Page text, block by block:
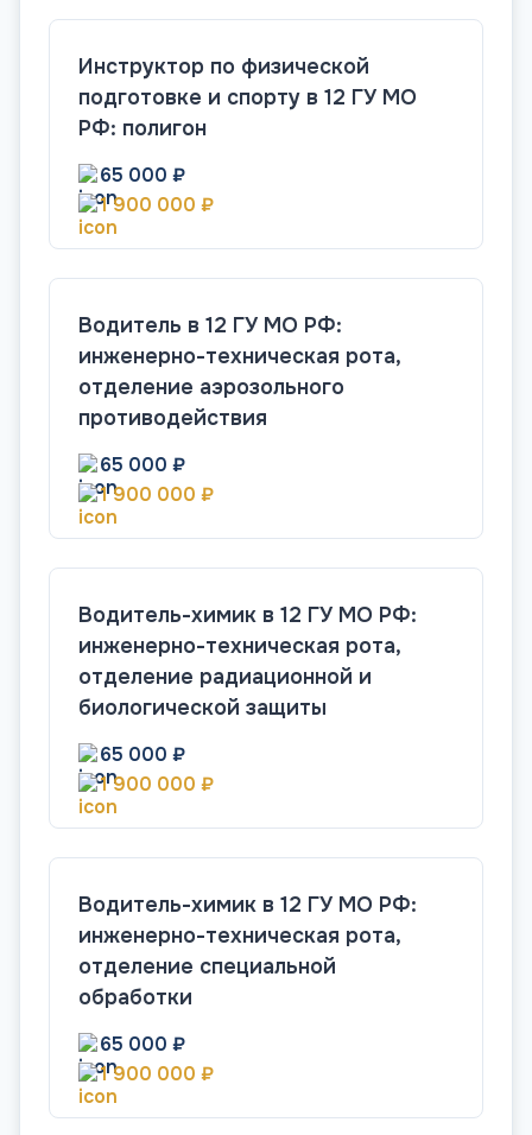
Инструктор по физической
подготовке и спорту в 12 ГУ МО
РФ: полигон
65 000 ₽
1 900 000 ₽
Водитель в 12 ГУ МО РФ:
инженерно-техническая рота,
отделение аэрозольного
противодействия
65 000 ₽
1 900 000 ₽
Водитель-химик в 12 ГУ МО РФ:
инженерно-техническая рота,
отделение радиационной и
биологической защиты
65 000 ₽
1 900 000 ₽
Водитель-химик в 12 ГУ МО РФ:
инженерно-техническая рота,
отделение специальной
обработки
65 000 ₽
1 900 000 ₽